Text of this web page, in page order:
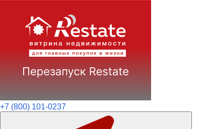
+7 (800) 101-0237